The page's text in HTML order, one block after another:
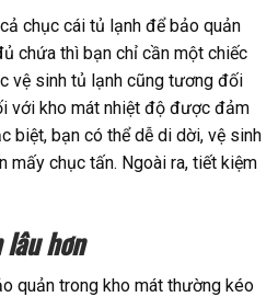
chục cái tủ lạnh để bảo quản
chứa thì bạn chỉ cần một chiếc
vệ sinh tủ lạnh cũng tương đối
với kho mát nhiệt độ được đảm
biệt, bạn có thể dễ di dời, vệ sinh
mấy chục tấn. Ngoài ra, tiết kiệm
lâu hơn
quản trong kho mát thường kéo